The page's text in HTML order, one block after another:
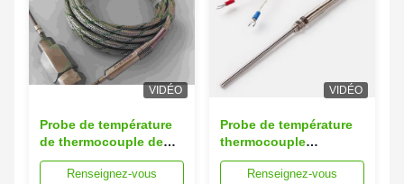
VIDÉO
Probe de température
de thermocouple de
type B-type S avec des
matériaux conducteurs
Renseignez-vous
VIDÉO
Probe de température
thermocouple
personnalisable pour
la surveillance de la
Renseignez-vous